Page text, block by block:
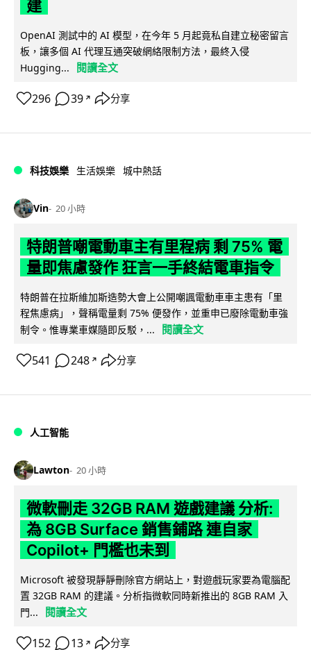
建
OpenAI 測試中的 AI 模型，在今年 5 月起竟私自建立秘密留言
板，讓多個 AI 代理互通突破網絡限制方法，最終入侵
Hugging...
閱讀全文
296 39 ↗ 分享
科技娛樂 生活娛樂 城中熱話
Vin 20 小時
特朗普嘲電動車主有里程病 剩 75% 電
量即焦慮發作 狂言一手終結電車指令
特朗普在拉斯維加斯造勢大會上公開嘲諷電動車車主患有「里
程焦慮病」，聲稱電量剩 75% 便發作，並重申已廢除電動車強
制令。惟專業車媒隨即反駁，...
閱讀全文
541 248 ↗ 分享
人工智能
Lawton 20 小時
微軟刪走 32GB RAM 遊戲建議 分析:
為 8GB Surface 銷售鋪路 連自家
Copilot+ 門檻也未到
Microsoft 被發現靜靜刪除官方網站上，對遊戲玩家要為電腦配
置 32GB RAM 的建議。分析指微軟同時新推出的 8GB RAM 入
門...
閱讀全文
152 13 ↗ 分享